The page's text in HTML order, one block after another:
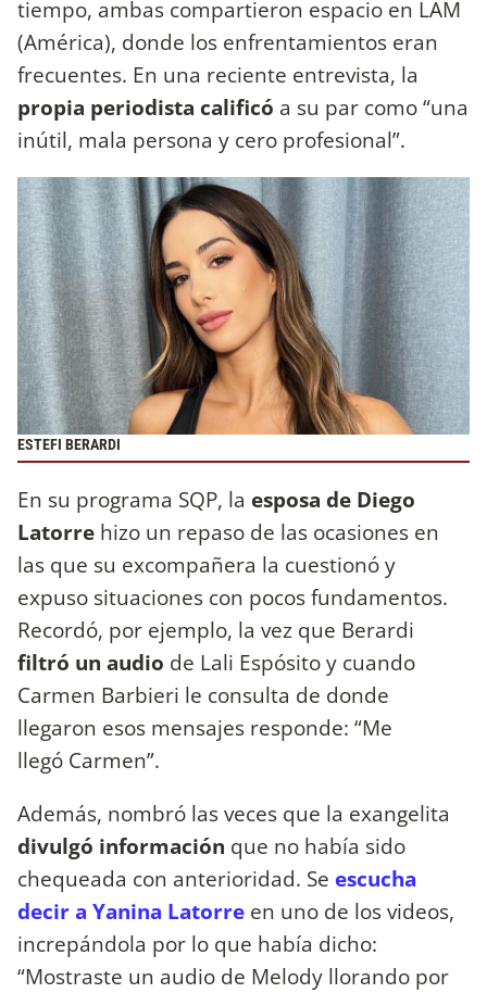
tiempo, ambas compartieron espacio en LAM
(América), donde los enfrentamientos eran
frecuentes. En una reciente entrevista, la
propia periodista calificó a su par como “una
inútil, mala persona y cero profesional”.
ESTEFI BERARDI
En su programa SQP, la esposa de Diego
Latorre hizo un repaso de las ocasiones en
las que su excompañera la cuestionó y
expuso situaciones con pocos fundamentos.
Recordó, por ejemplo, la vez que Berardi
filtró un audio de Lali Espósito y cuando
Carmen Barbieri le consulta de donde
llegaron esos mensajes responde: “Me
llegó Carmen”.
Además, nombró las veces que la exangelita
divulgó información que no había sido
chequeada con anterioridad. Se escucha
decir a Yanina Latorre en uno de los videos,
increpándola por lo que había dicho:
“Mostraste un audio de Melody llorando por